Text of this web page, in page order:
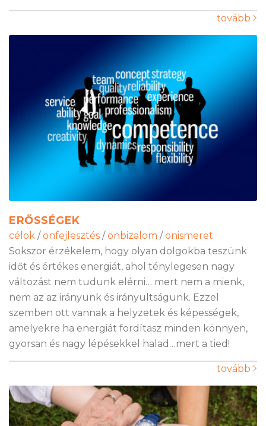
tovább
ERŐSSÉGEK
célok / önfejlesztés / önbizalom / önismeret
Sokszor érzékelem, hogy olyan dolgokba teszünk
időt és értékes energiát, ahol ténylegesen nagy
változást nem tudunk elérni… mert nem a mienk,
nem az az irányunk és irányultságunk. Ezzel
szemben ott vannak a helyzetek és képességek,
amelyekre ha energiát fordítasz minden könnyen,
gyorsan és nagy lépésekkel halad…mert a tied!
tovább